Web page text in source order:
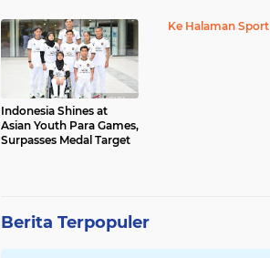
Indonesia Shines at
Asian Youth Para Games,
Surpasses Medal Target
Ke Halaman Sport
Berita Terpopuler